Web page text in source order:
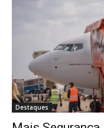
Destaques